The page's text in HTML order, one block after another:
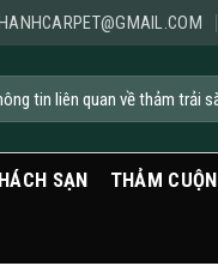
SẠN THẢM CUỘN